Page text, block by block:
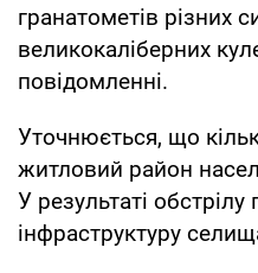
гранатометів різних
великокаліберних
повідомленні.
Уточнюється, що
житловий район
У результаті
інфраструктуру